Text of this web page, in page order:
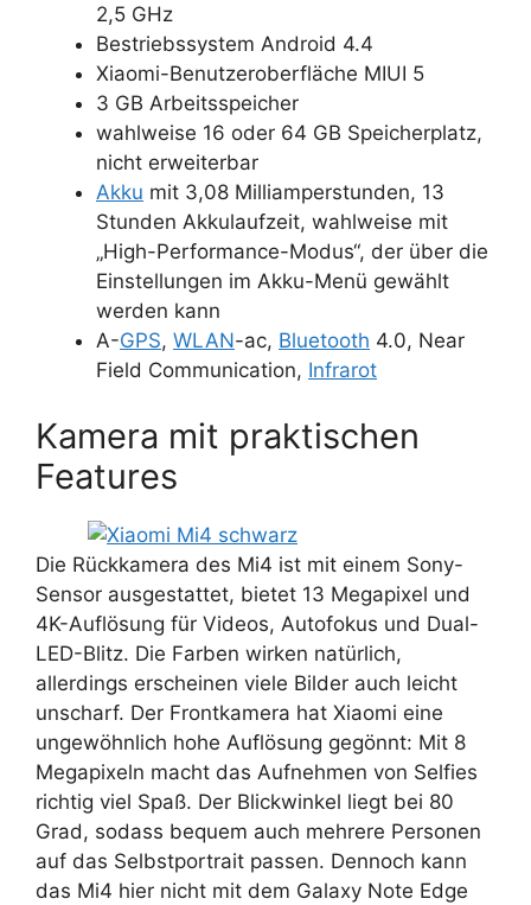
2,5 GHz
Bestriebssystem Android 4.4
Xiaomi-Benutzeroberfläche MIUI 5
3 GB Arbeitsspeicher
wahlweise 16 oder 64 GB Speicherplatz,
nicht erweiterbar
Akku mit 3,08 Milliamperstunden, 13
Stunden Akkulaufzeit, wahlweise mit
„High-Performance-Modus“, der über die
Einstellungen im Akku-Menü gewählt
werden kann
A-GPS, WLAN-ac, Bluetooth 4.0, Near
Field Communication, Infrarot
Kamera mit praktischen
Features
Die Rückkamera des Mi4 ist mit einem Sony-
Sensor ausgestattet, bietet 13 Megapixel und
4K-Auflösung für Videos, Autofokus und Dual-
LED-Blitz. Die Farben wirken natürlich,
allerdings erscheinen viele Bilder auch leicht
unscharf. Der Frontkamera hat Xiaomi eine
ungewöhnlich hohe Auflösung gegönnt: Mit 8
Megapixeln macht das Aufnehmen von Selfies
richtig viel Spaß. Der Blickwinkel liegt bei 80
Grad, sodass bequem auch mehrere Personen
auf das Selbstportrait passen. Dennoch kann
das Mi4 hier nicht mit dem Galaxy Note Edge